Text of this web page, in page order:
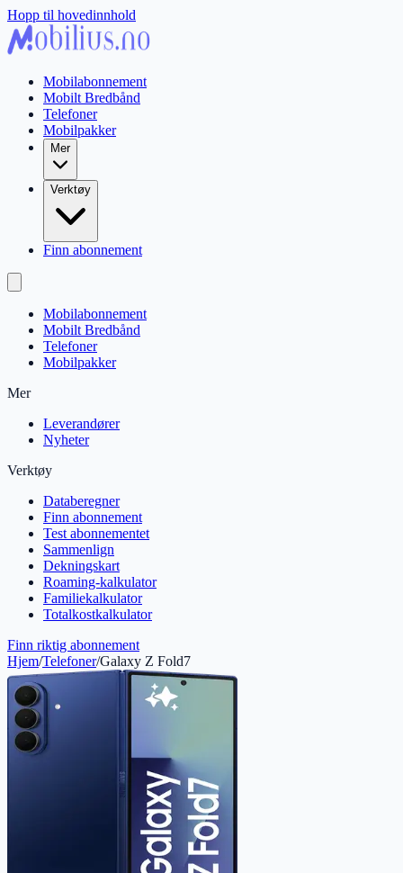
Hopp til hovedinnhold
Mobilabonnement
Mobilt Bredbånd
Telefoner
Mobilpakker
Mer
Verktøy
Finn abonnement
Mobilabonnement
Mobilt Bredbånd
Telefoner
Mobilpakker
Mer
Leverandører
Nyheter
Verktøy
Databeregner
Finn abonnement
Test abonnementet
Sammenlign
Dekningskart
Roaming-kalkulator
Familiekalkulator
Totalkostkalkulator
Finn riktig abonnement
Hjem/Telefoner/Galaxy Z Fold7